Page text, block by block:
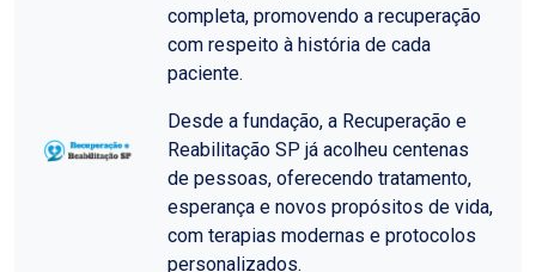
completa, promovendo a recuperação
com respeito à história de cada
paciente.
Desde a fundação, a Recuperação e
Reabilitação SP já acolheu centenas
de pessoas, oferecendo tratamento,
esperança e novos propósitos de vida,
com terapias modernas e protocolos
personalizados.